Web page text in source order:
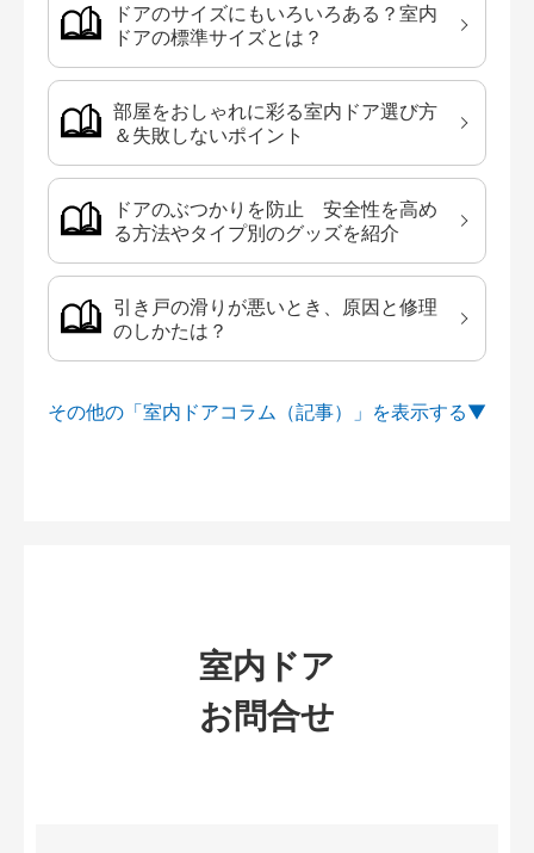
ドアのサイズにもいろいろある？室内
ドアの標準サイズとは？
部屋をおしゃれに彩る室内ドア選び方
＆失敗しないポイント
ドアのぶつかりを防止 安全性を高め
る方法やタイプ別のグッズを紹介
引き戸の滑りが悪いとき、原因と修理
のしかたは？
その他の「室内ドアコラム（記事）」を
室内ドア
お問合せ